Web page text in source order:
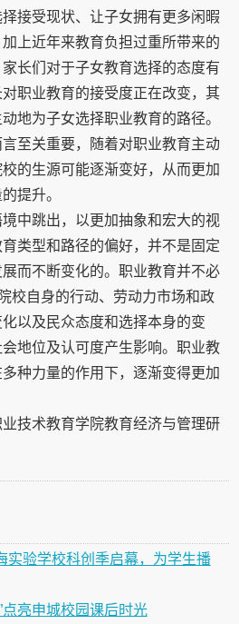
接受现状、让子女拥有更多闲暇
上近年来教育负担过重所带来的
长们对于子女教育选择的态度有
职业教育的接受度正在改变，其
地为子女选择职业教育的路径。
至关重要，随着对职业教育主动
的生源可能逐渐变好，从而更加
提升。
中跳出，以更加抽象和宏大的视
类型和路径的偏好，并不是固定
而不断变化的。职业教育并不必
校自身的行动、劳动力市场和政
以及民众态度和选择本身的变
地位及认可度产生影响。职业教
种力量的作用下，逐渐变得更加
业技术教育学院教育经济与管理研
实验学校科创季启幕，为学生播
点亮申城校园课后时光